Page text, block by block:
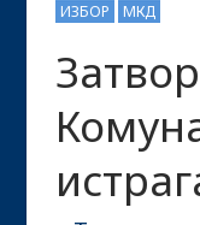
ИЗБОР МКД